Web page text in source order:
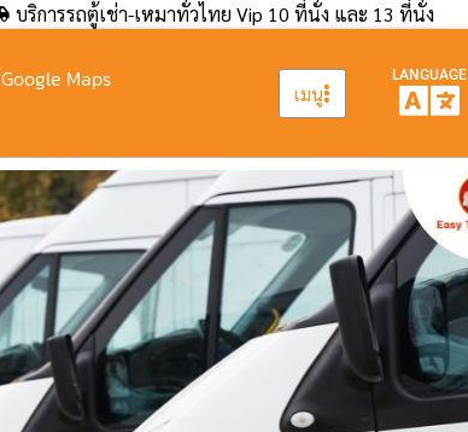
บริการรถตู้เช่า-เหมาทั่วไทย Vip 10 ที่นั่ง และ 13 ที่นั่ง
Google Maps
เมนู
LANGUAGE